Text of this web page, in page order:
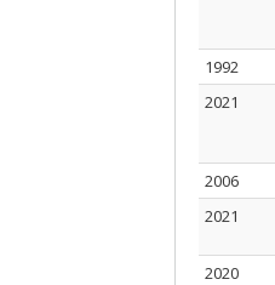
1992
2021
2006
2021
2020